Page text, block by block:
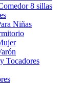
8 sillas
Niñas
Tocadores